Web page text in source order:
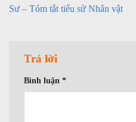
Sư – Tóm tắt tiểu sử Nhân vật
Trả lời
Bình luận *